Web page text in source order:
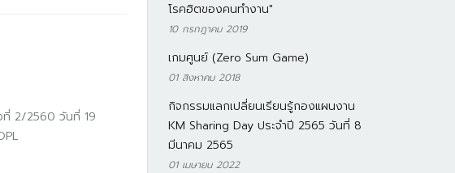
ที่ 2/2560 วันที่ 19
โรคฮิตของคนทำงาน"
10 กรกฎาคม 2019
เกมศูนย์ (Zero Sum Game)
01 สิงหาคม 2018
กิจกรรมแลกเปลี่ยนเรียนรู้กองแผนงาน
KM Sharing Day ประจำปี 2565 วันที่ 8
มีนาคม 2565
01 เมษายน 2022